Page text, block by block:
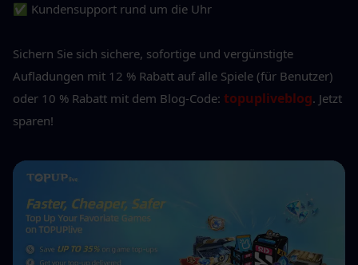
✅ Kundensupport rund um die Uhr
Sichern Sie sich sichere, sofortige und vergünstigte
Aufladungen mit 12 % Rabatt auf alle Spiele (für Benutzer)
oder 10 % Rabatt mit dem Blog-Code: topupliveblog. Jetzt
sparen!